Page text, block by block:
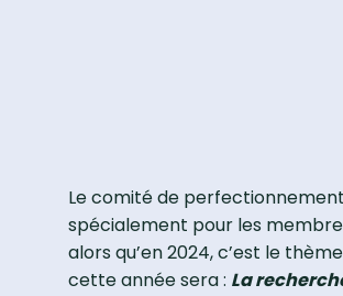
Le comité de
spécialement pour les
alors qu’en 2024, c’est le thème
cette année sera : La